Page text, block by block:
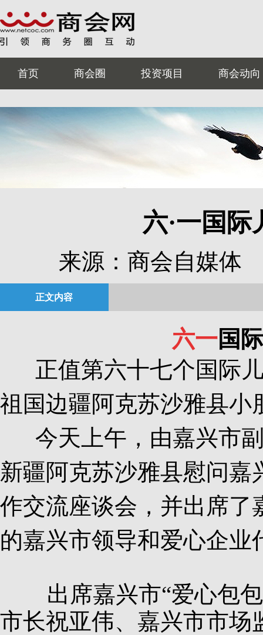
首页 商会圈 投资项目 商会动向
六·一国
来源：商会自媒体
正文内容
六一国
正值第六十七个国际儿
祖国边疆阿克苏沙雅县小
今天上午，由嘉兴市副
新疆阿克苏沙雅县慰问
作交流座谈会，并出席了
的嘉兴市领导和爱心企
出席嘉兴市“爱心包包
市长祝亚伟、嘉兴市市场